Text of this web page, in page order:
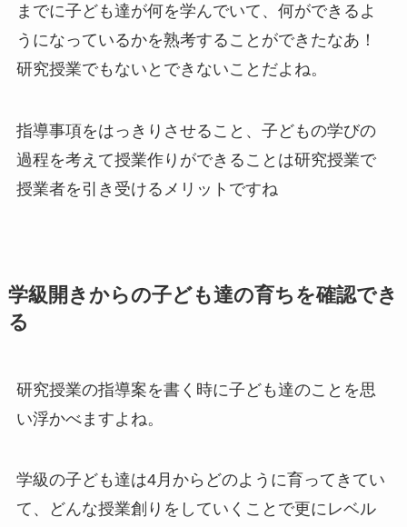
までに子ども達が何を学んでいて、何ができるよ
うになっているかを熟考することができたなあ！
研究授業でもないとできないことだよね。
指導事項をはっきりさせること、子どもの学びの
過程を考えて授業作りができることは研究授業で
授業者を引き受けるメリットですね
学級開きからの子ども達の育ちを確認でき
る
研究授業の指導案を書く時に子ども達のことを思
い浮かべますよね。
学級の子ども達は4月からどのように育ってきてい
て、どんな授業創りをしていくことで更にレベル